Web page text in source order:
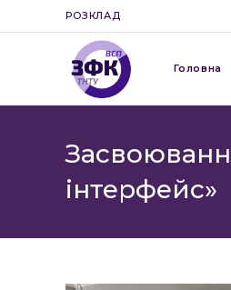
до
РОЗКЛАД
Головна
інтерфейс»